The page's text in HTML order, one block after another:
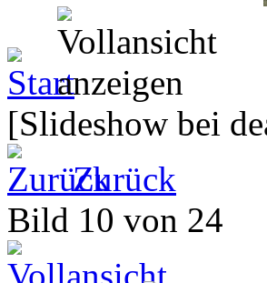
[Slideshow bei
Zurück
Bild 10 von 24